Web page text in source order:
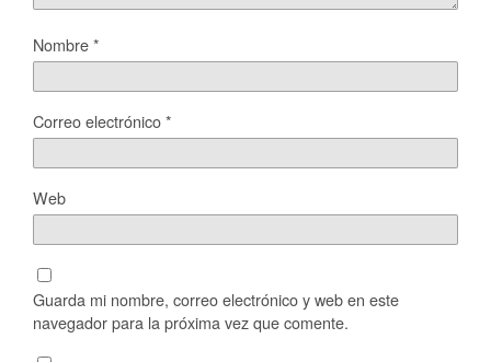
Nombre*
Correo electrónico*
Web
Guarda mi nombre, correo electrónico y web en este
navegador para la próxima vez que comente.